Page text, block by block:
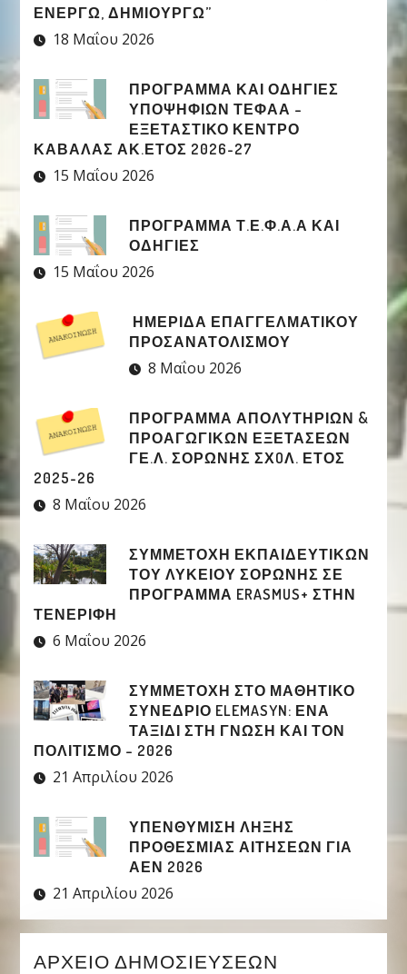
ΕΝΕΡΓΏ, ΔΗΜΙΟΥΡΓΏ”
18 Μαΐου 2026
ΠΡΟΓΡΑΜΜΑ ΚΑΙ ΟΔΗΓΙΕΣ
ΥΠΟΨΗΦΙΩΝ ΤΕΦΑΑ –
ΕΞΕΤΑΣΤΙΚΟ ΚΕΝΤΡΟ
ΚΑΒΑΛΑΣ ΑΚ.ΕΤΟΣ 2026-27
15 Μαΐου 2026
ΠΡΟΓΡΑΜΜΑ Τ.Ε.Φ.Α.Α ΚΑΙ
ΟΔΗΓΙΕΣ
15 Μαΐου 2026
ΗΜΕΡΙΔΑ ΕΠΑΓΓΕΛΜΑΤΙΚΟΥ
ΠΡΟΣΑΝΑΤΟΛΙΣΜΟΥ
8 Μαΐου 2026
ΠΡΟΓΡΑΜΜΑ ΑΠΟΛΥΤΗΡΙΩΝ &
ΠΡΟΑΓΩΓΙΚΩΝ ΕΞΕΤΑΣΕΩΝ
ΓΕ.Λ. ΣΟΡΩΝΗΣ ΣΧOΛ. ΕΤΟΣ
2025-26
8 Μαΐου 2026
ΣΥΜΜΕΤΟΧΉ ΕΚΠΑΙΔΕΥΤΙΚΏΝ
ΤΟΥ ΛΥΚΕΊΟΥ ΣΟΡΩΝΉΣ ΣΕ
ΠΡΌΓΡΑΜΜΑ ERASMUS+ ΣΤΗΝ
ΤΕΝΕΡΊΦΗ
6 Μαΐου 2026
ΣΥΜΜΕΤΟΧΉ ΣΤΟ ΜΑΘΗΤΙΚΌ
ΣΥΝΈΔΡΙΟ ELEMASYN: ΈΝΑ
ΤΑΞΊΔΙ ΣΤΗ ΓΝΏΣΗ ΚΑΙ ΤΟΝ
ΠΟΛΙΤΙΣΜΌ – 2026
21 Απριλίου 2026
ΥΠΕΝΘΥΜΙΣΗ ΛΗΞΗΣ
ΠΡΟΘΕΣΜΙΑΣ ΑΙΤΗΣΕΩΝ ΓΙΑ
ΑΕΝ 2026
21 Απριλίου 2026
ΑΡΧΕΊΟ ΔΗΜΟΣΙΕΎΣΕΩΝ